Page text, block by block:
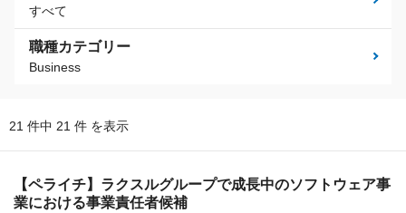
すべて
職種カテゴリー
Business
21 件中 21 件 を表示
【ペライチ】ラクスルグループで成長中のソフトウェア事
業における事業責任者候補